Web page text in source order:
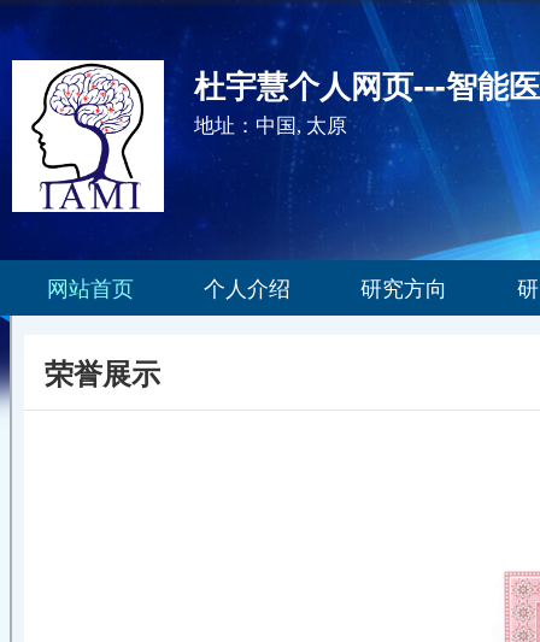
杜宇慧个人网页---智能
地址：中国, 太原
网站首页 个人介绍 研究方向
荣誉展示